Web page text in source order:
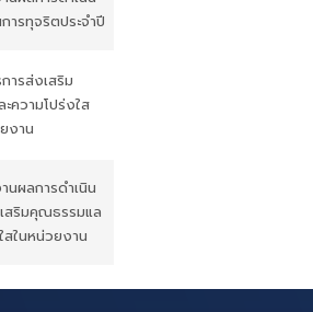
ารทุจริตประจำปี
ารส่งเสริม
ความโปร่งใส
งาน
นผลการดำเนิน
สริมคุณธรรมแล
สในหน่วยงาน